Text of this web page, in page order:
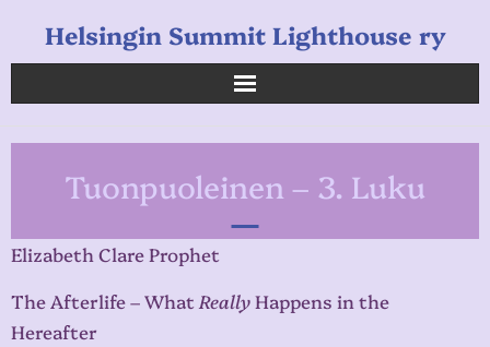
Helsingin Summit Lighthouse ry
Opetukset
Verkkokauppa
Uutiset
Tuonpuoleinen – 3. Luku
Elizabeth Clare Prophet
The Afterlife – What ReallyHappens in the
Hereafter